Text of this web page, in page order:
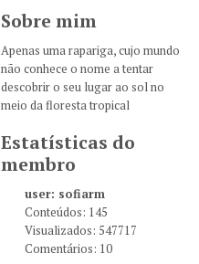
Sobre mim
Apenas uma rapariga, cujo mundo
não conhece o nome a tentar
descobrir o seu lugar ao sol no
meio da floresta tropical
Estatísticas do
membro
user: sofiarm
Conteúdos: 145
Visualizados: 547717
Comentários: 10